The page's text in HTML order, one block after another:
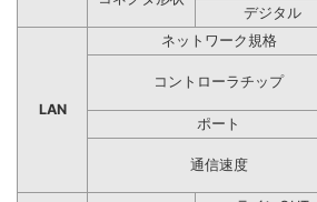
デジタル
LAN
ネットワーク規格
コントローラチップ
ポート
通信速度